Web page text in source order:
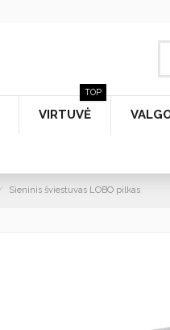
VIRTUVĖ
TOP
Sieninis šviestuvas LOBO pilkas